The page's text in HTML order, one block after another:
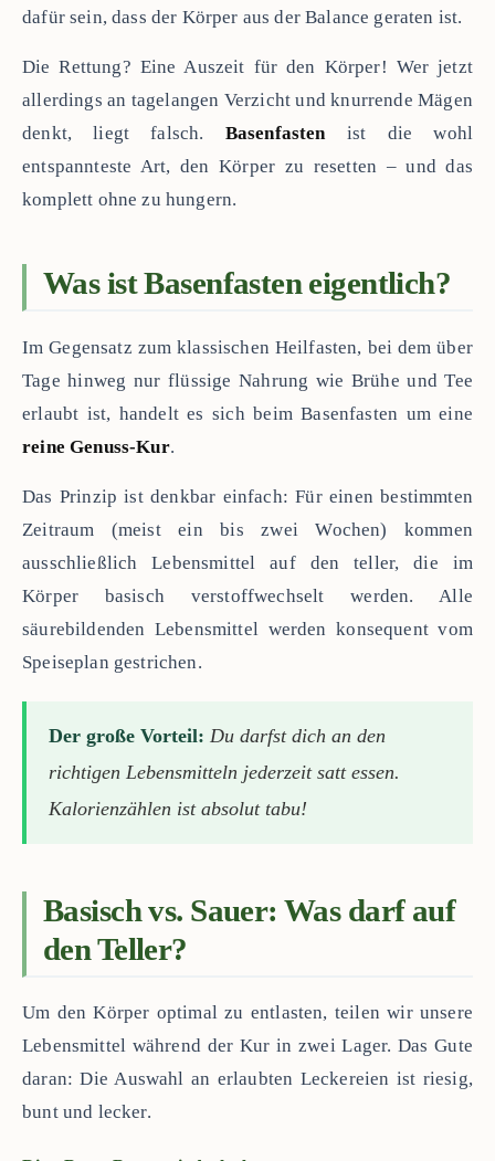
dafür sein, dass der Körper aus der Balance geraten ist.
Die Rettung? Eine Auszeit für den Körper! Wer jetzt
allerdings an tagelangen Verzicht und knurrende Mägen
denkt, liegt falsch. Basenfastenist die wohl
entspannteste Art, den Körper zu resetten – und das
komplett ohne zu hungern.
Was ist Basenfasten eigentlich?
Im Gegensatz zum klassischen Heilfasten, bei dem über
Tage hinweg nur flüssige Nahrung wie Brühe und Tee
erlaubt ist, handelt es sich beim Basenfasten um eine
reine Genuss-Kur.
Das Prinzip ist denkbar einfach: Für einen bestimmten
Zeitraum (meist ein bis zwei Wochen) kommen
ausschließlich Lebensmittel auf den teller, die im
Körper basisch verstoffwechselt werden. Alle
säurebildenden Lebensmittel werden konsequent vom
Speiseplan gestrichen.
Der große Vorteil: Du darfst dich an den
richtigen Lebensmitteln jederzeit satt essen.
Kalorienzählen ist absolut tabu!
Basisch vs. Sauer: Was darf auf
den Teller?
Um den Körper optimal zu entlasten, teilen wir unsere
Lebensmittel während der Kur in zwei Lager. Das Gute
daran: Die Auswahl an erlaubten Leckereien ist riesig,
bunt und lecker.